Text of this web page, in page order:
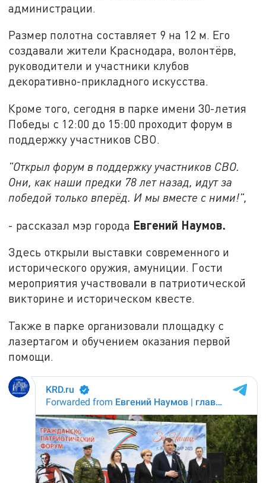
администрации.
Размер полотна составляет 9 на 12 м. Его
создавали жители Краснодара, волонтёрв,
руководители и участники клубов
декоративно-прикладного искусства.
Кроме того, сегодня в парке имени 30-летия
Победы с 12:00 до 15:00 проходит форум в
поддержку участников СВО.
"Открыл форум в поддержку участников СВО.
Они, как наши предки 78 лет назад, идут за
победой только вперёд. И мы вместе с ними!",
- рассказал мэр города Евгений Наумов.
Здесь открыли выставки современного и
исторического оружия, амуниции. Гости
мероприятия участвовали в патриотической
викторине и историческом квесте.
Также в парке организовали площадку с
лазертагом и обучением оказания первой
помощи.